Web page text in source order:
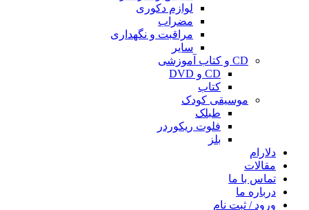
لوازم دکوری
مضراب
مراقبت و نگهداری
سایر
CD و کتاب آموزشی
CD و DVD
کتاب
موسیقی کودک
طبلک
فلوت ریکوردر
بلز
دلارام
مقالات
تماس با ما
درباره ما
ورود / ثبت نام